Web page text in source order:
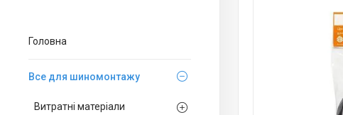
Головна
Все для шиномонтажу
Витратні матеріали